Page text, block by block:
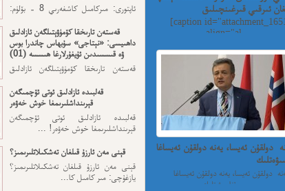
ئىرقىي قىرغىنچىلىق
[caption
align="al...
دولقۇن ئەيسا، يەنە دولقۇن ئەيساغا
ئاپتورى: مىركامىل كاشغەرىي 8 - بۆلۈم:
قەستەن تارىخقا كۆمۈۋېتىلگەن ئازادلىق
داھىيسى: «نېتاجى» سۇبھاس چاندرا بوس
ۋە قىسسىدىن ئۇيغۇرلارغا ھىسسە (01)
قەستەن تارىخقا كۆمۈۋېتىلگەن ئازادلىق
قەلبىدە ئازادلىق ئوتى ئۆچمىگەن
قېرىنداشلىرىمغا خوش خەۋەر
قەلبىدە ئازادلىق ئوتى ئۆچمىگەن
قېرىنداشلىرىمغا خوش خەۋەر! ...
قېنى مەن ئارزۇ قىلغان تەشكىلاتلىرىمىز؟
قېنى مەن ئارزۇ قىلغان تەشكىلاتلىرىمىز؟
يازغۇچى: مىر كامىل كا...